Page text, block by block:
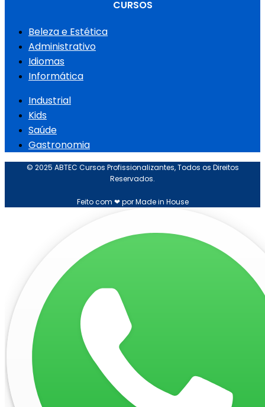
CURSOS
Beleza e Estética
Administrativo
Idiomas
Informática
Industrial
Kids
Saúde
Gastronomia
© 2025 ABTEC Cursos Profissionalizantes, Todos os Direitos
Reservados.
Feito com ❤ por Made in House